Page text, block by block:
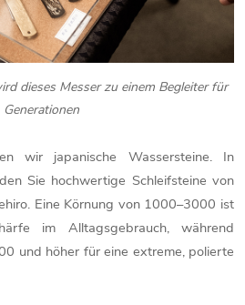
dieses Messer zu einem Begleiter für
Generationen
wir japanische Wassersteine. In
Sie hochwertige Schleifsteine von
Eine Körnung von 1000–3000 ist
im Alltagsgebrauch, während
und höher für eine extreme, polierte